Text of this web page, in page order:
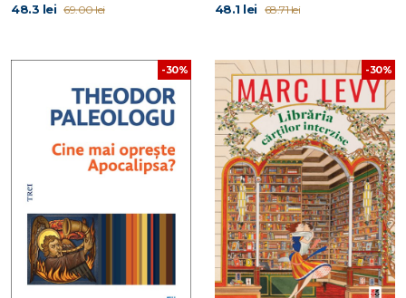
48.3 lei 69.00 lei 48.1 lei 68.71 lei
-30% -30%